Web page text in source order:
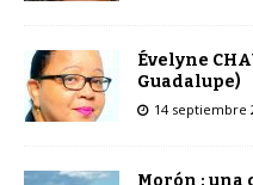
Évelyne
Guadalupe)
14 septiembre
Morón : una